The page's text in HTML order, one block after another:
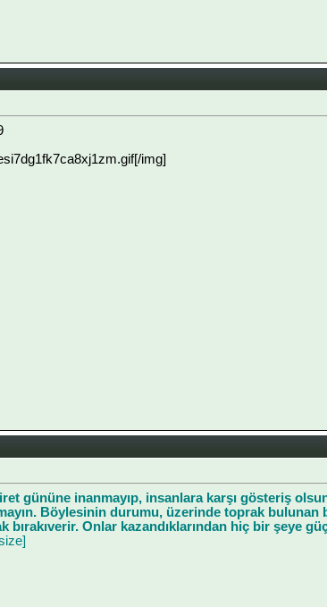
img]
gününe inanmayıp, insanlara karşı gösteriş
Böylesinin durumu, üzerinde toprak
bırakıverir. Onlar kazandıklarından hiç bir şeye